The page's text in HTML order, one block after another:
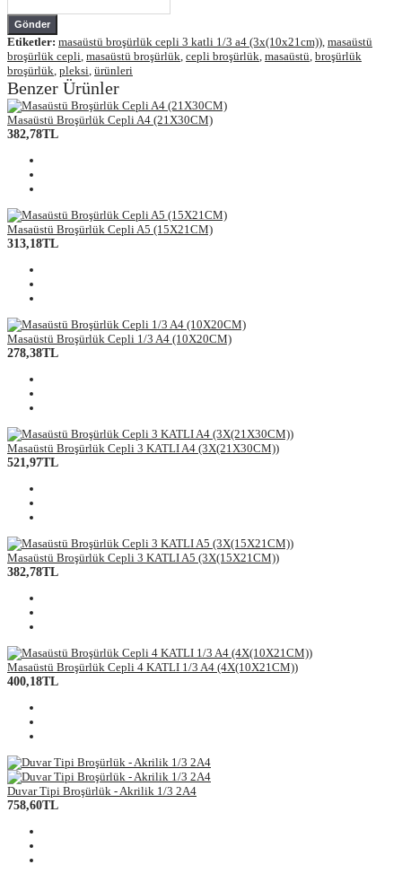
Gönder
Etiketler: masaüstü broşürlük cepli 3 katli 1/3 a4 (3x(10x21cm)), masaüstü
broşürlük cepli, masaüstü broşürlük, cepli broşürlük, masaüstü, broşürlük
broşürlük, pleksi, ürünleri
Benzer Ürünler
Masaüstü Broşürlük Cepli A4 (21X30CM)
382,78TL
Masaüstü Broşürlük Cepli A5 (15X21CM)
313,18TL
Masaüstü Broşürlük Cepli 1/3 A4 (10X20CM)
278,38TL
Masaüstü Broşürlük Cepli 3 KATLI A4 (3X(21X30CM))
521,97TL
Masaüstü Broşürlük Cepli 3 KATLI A5 (3X(15X21CM))
382,78TL
Masaüstü Broşürlük Cepli 4 KATLI 1/3 A4 (4X(10X21CM))
400,18TL
Duvar Tipi Broşürlük - Akrilik 1/3 2A4
758,60TL